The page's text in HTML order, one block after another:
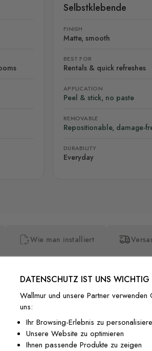
Selbstklebende
FINISH
Matte, smooth
BEST FOR
Rentals & quick refreshes
APPLICATION
Peel & stick, no paste
REMOVABLE
Repositionable, damage-
DURABILITY
Everyday
Wie man installiert
DATENSCHUTZ IST UNS WICHTIG
Wallmur und unsere Partner
uns:
Ihr Browsing-Erlebnis zu
Unsere Website zu optimieren
Ihnen passende Produkte zu zeigen